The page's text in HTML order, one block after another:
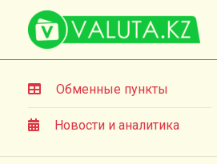
Обменные пункты
Новости и аналитика